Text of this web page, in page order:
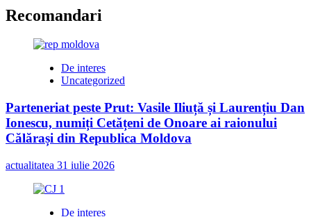
about
În
Călăraşi,
a
reduce
de
inundaţii
este
nevoie
de
investiţii
puţin
Recomandari
De interes
Uncategorized
Parteneriat peste Prut: Vasile Iliuță și Laurențiu Dan
Ionescu, numiți Cetățeni de Onoare ai raionului
Călărași din Republica Moldova
actualitatea 31 iulie 2026
De interes